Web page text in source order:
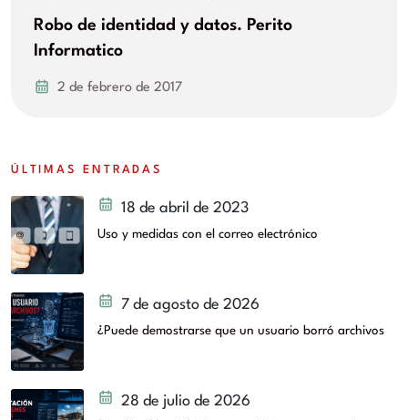
Robo de identidad y datos. Perito
Informatico
2 de febrero de 2017
ÚLTIMAS ENTRADAS
18 de abril de 2023
Uso y medidas con el correo electrónico
7 de agosto de 2026
¿Puede demostrarse que un usuario borró archivos
28 de julio de 2026